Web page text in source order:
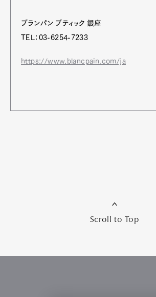
ブランパン ブティック 銀座
TEL：03-6254-7233
https://www.blancpain.com/ja
Scroll to Top